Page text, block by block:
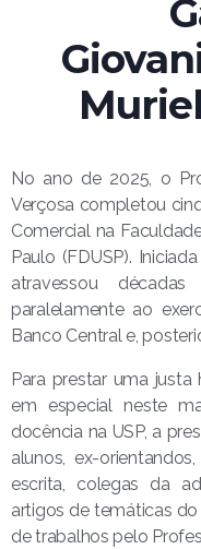
No ano de 2025, o
Verçosa completou
Comercial na
Paulo (FDUSP).
atravessou
paralelamente ao
Banco Central e,
Para prestar uma
em especial neste
docência na USP, a
alunos, ex-
escrita, colegas da
artigos de temáticas
de trabalhos pelo